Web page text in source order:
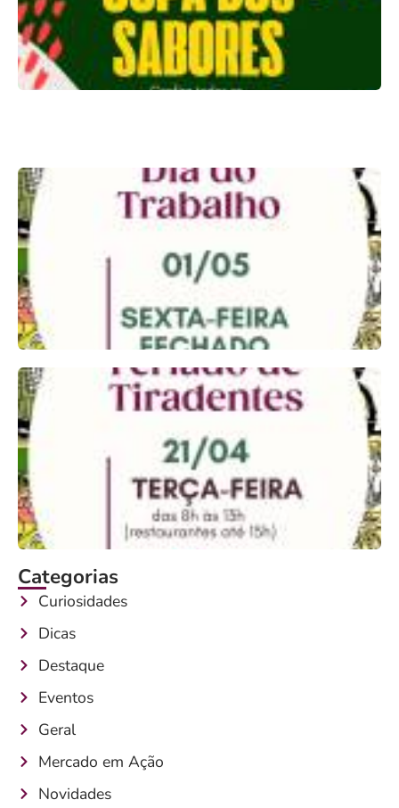
Categorias
Curiosidades
Dicas
Destaque
Eventos
Geral
Mercado em Ação
Novidades